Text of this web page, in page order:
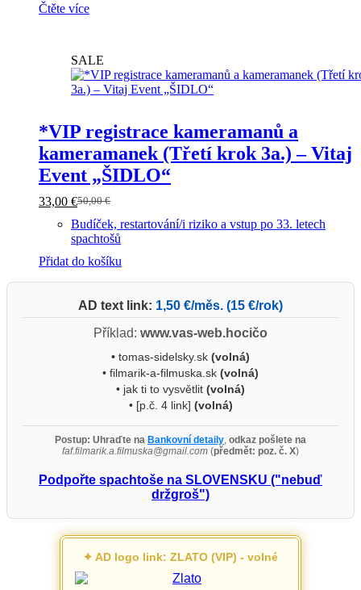
Čtěte více
SALE
*VIP registrace kameramanů a
kameramanek (Třetí krok 3a.) – Vitaj
Event „ŠIDLO“
50,00€
Původní
cena
byla:
33,00 €Aktuální
cena
je:
Budíček, restartování/i riziko a vstup po 33. letech
spachtošů
Přidat do košíku
AD text link: 1,50 €/měs. (15 €/rok)
Příklad: www.vas-web.hocičo
• tomas-sidelsky.sk (volná)
• filmarik-a-filmuska.sk (volná)
• jak ti to vysvětlit (volná)
• [p.č. 4 link] (volná)
Postup: Uhraďte na Bankovní detaily odkaz pošlete na
faf.filmarik.a.filmuska@gmail.com (předmět: poz. č. X)
Podpořte spachtoše na SLOVENSKU ("nebuď
držgroš")
✦ AD logo link: ZLATO (VIP) - volné